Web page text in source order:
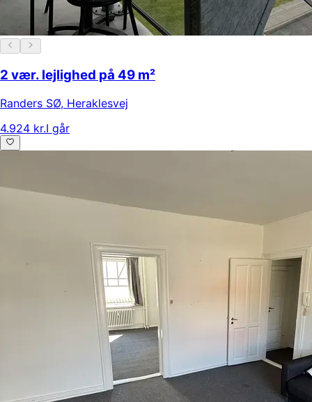
2 vær. lejlighed på 49 m²
Randers SØ, Heraklesvej
4.924 kr.I går